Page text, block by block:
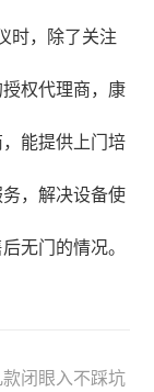
时，除了关注
权代理商，康
能提供上门培
，解决设备使
无门的情况。
闭眼入不踩坑